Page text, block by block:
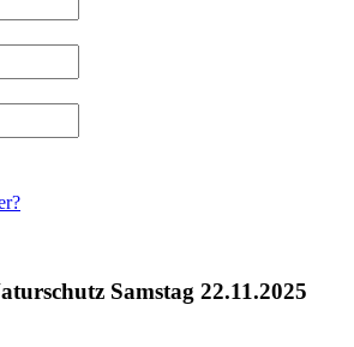
Samstag 22.11.2025